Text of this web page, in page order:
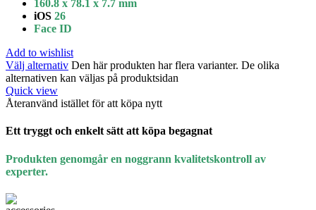
160.8 x 78.1 x 7.7 mm
iOS 26
Face ID
Add to wishlist
Välj alternativ Den här produkten har flera varianter. De olika
alternativen kan väljas på produktsidan
Quick view
Återanvänd istället för att köpa nytt
Ett tryggt och enkelt sätt att köpa begagnat
Produkten genomgår en noggrann kvalitetskontroll av
experter.